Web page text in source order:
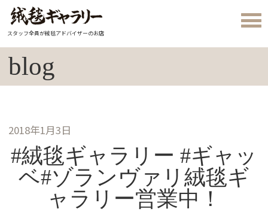
スタッフ全員が絨毯アドバイザーのお店
blog
2018年1月3日
#絨毯ギャラリー #ギャッ
ベ#ゾランヴァリ絨毯ギ
ャラリー営業中！